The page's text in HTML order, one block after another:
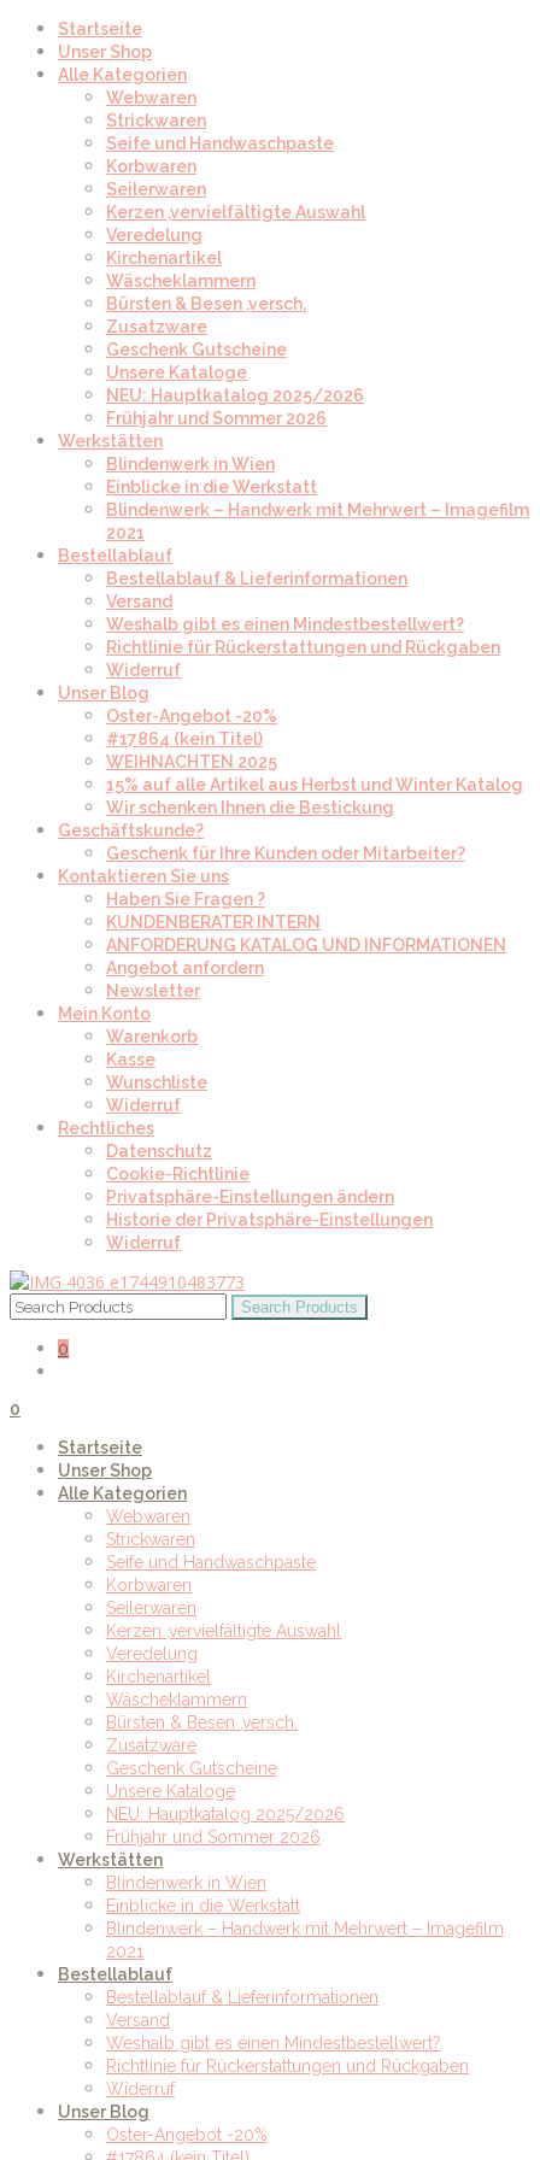
Startseite
Unser Shop
Alle Kategorien
Webwaren
Strickwaren
Seife und Handwaschpaste
Korbwaren
Seilerwaren
Kerzen ,vervielfältigte Auswahl
Veredelung
Kirchenartikel
Wäscheklammern
Bürsten & Besen ,versch.
Zusatzware
Geschenk Gutscheine
Unsere Kataloge
NEU: Hauptkatalog 2025/2026
Frühjahr und Sommer 2026
Werkstätten
Blindenwerk in Wien
Einblicke in die Werkstatt
Blindenwerk – Handwerk mit Mehrwert – Imagefilm
2021
Bestellablauf
Bestellablauf & Lieferinformationen
Versand
Weshalb gibt es einen Mindestbestellwert?
Richtlinie für Rückerstattungen und Rückgaben
Widerruf
Unser Blog
Oster-Angebot -20%
#17864 (kein Titel)
WEIHNACHTEN 2025
15% auf alle Artikel aus Herbst und Winter Katalog
Wir schenken Ihnen die Bestickung
Geschäftskunde?
Geschenk für Ihre Kunden oder Mitarbeiter?
Kontaktieren Sie uns
Haben Sie Fragen ?
KUNDENBERATER INTERN
ANFORDERUNG KATALOG UND INFORMATIONEN
Angebot anfordern
Newsletter
Mein Konto
Warenkorb
Kasse
Wunschliste
Widerruf
Rechtliches
Datenschutz
Cookie-Richtlinie
Privatsphäre-Einstellungen ändern
Historie der Privatsphäre-Einstellungen
Widerruf
0
0
Startseite
Unser Shop
Alle Kategorien
Webwaren
Strickwaren
Seife und Handwaschpaste
Korbwaren
Seilerwaren
Kerzen ,vervielfältigte Auswahl
Veredelung
Kirchenartikel
Wäscheklammern
Bürsten & Besen ,versch.
Zusatzware
Geschenk Gutscheine
Unsere Kataloge
NEU: Hauptkatalog 2025/2026
Frühjahr und Sommer 2026
Werkstätten
Blindenwerk in Wien
Einblicke in die Werkstatt
Blindenwerk – Handwerk mit Mehrwert – Imagefilm
2021
Bestellablauf
Bestellablauf & Lieferinformationen
Versand
Weshalb gibt es einen Mindestbestellwert?
Richtlinie für Rückerstattungen und Rückgaben
Widerruf
Unser Blog
Oster-Angebot -20%